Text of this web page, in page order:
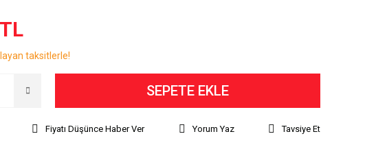
taksitlerle!
SEPETE EKLE
Fiyatı Düşünce Haber Ver Yorum Yaz Tavsiye Et